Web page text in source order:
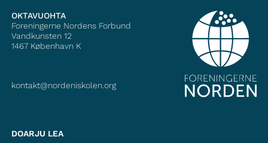
OKTAVUOHTA
Foreningerne Nordens Forbund
Vandkunsten 12
1467 København K
kontakt@nordeniskolen.org
DOARJU LEA